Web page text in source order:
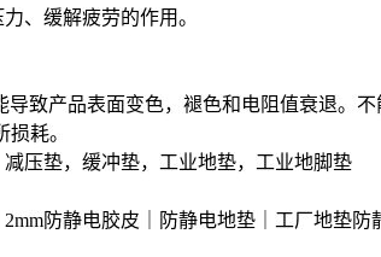
、缓解疲劳的作用。
致产品表面变色，褪色和电阻值衰退。不
耗。
压垫，缓冲垫，工业地垫，工业地脚垫
防静电胶皮｜防静电地垫｜工厂地垫